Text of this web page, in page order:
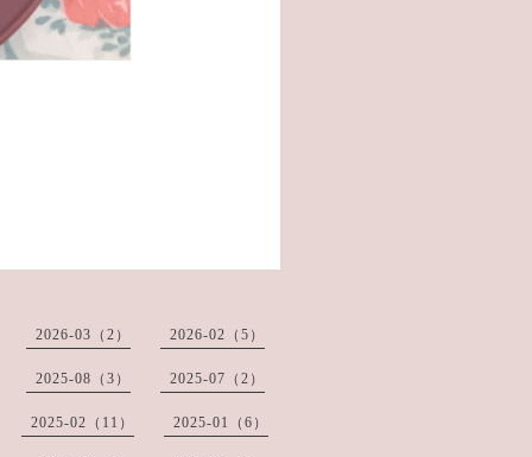
2026-03（2） 2026-02（5）
2025-08（3） 2025-07（2）
2025-02（11） 2025-01（6）